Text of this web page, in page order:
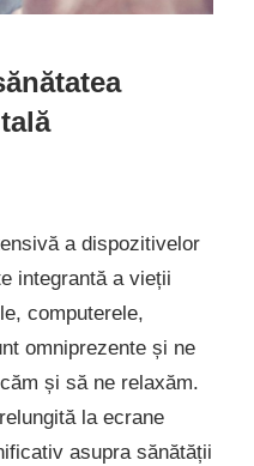
a dispozitivelor
integrantă a vieții
computerele,
omniprezente și ne
și să ne relaxăm.
la ecrane
asupra sănătății